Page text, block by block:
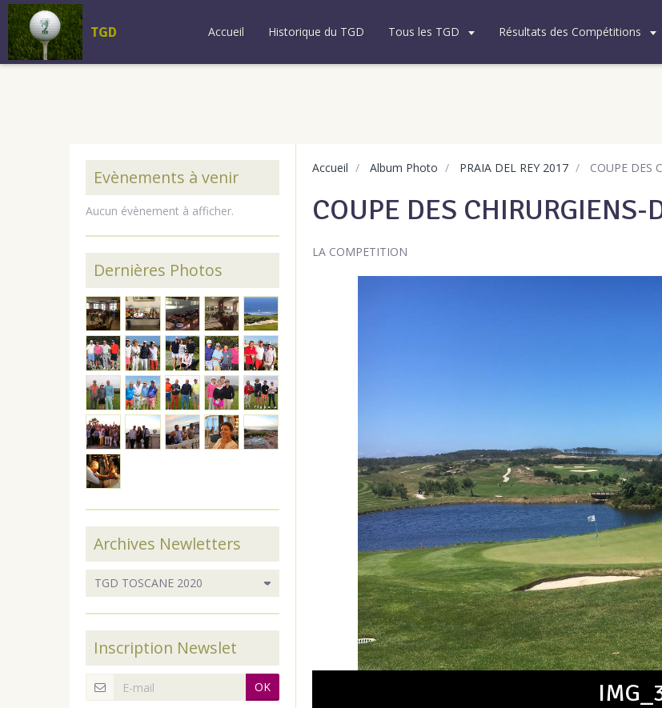
TGD Accueil Historique du TGD Tous les TGD Résultats des Compétitions
Accueil Album Photo PRAIA DEL REY 2017 COUPE DES
COUPE DES CHIRURGIENS-
LA COMPETITION
Evènements à venir
Aucun évènement à afficher.
Dernières Photos
Archives Newletters
Inscription Newslet
OK